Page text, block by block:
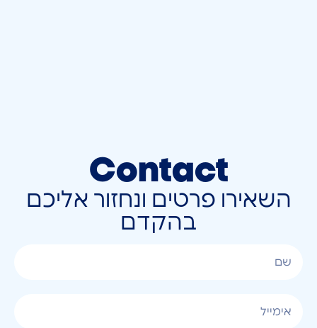
Contact
השאירו פרטים ונחזור אליכם
בהקדם